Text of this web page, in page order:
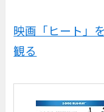
映画「ヒート」
観る